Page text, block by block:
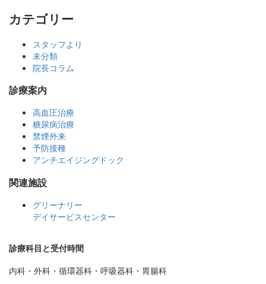
カテゴリー
スタッフより
未分類
院長コラム
診療案内
高血圧治療
糖尿病治療
禁煙外来
予防接種
アンチエイジングドック
関連施設
グリーナリー
デイサービスセンター
診療科目と受付時間
内科・外科・循環器科・呼吸器科・胃腸科